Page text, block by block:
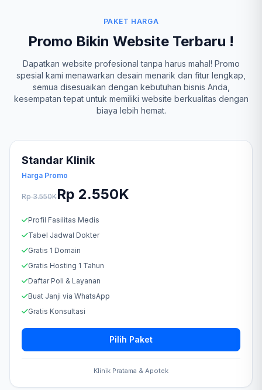
PAKET HARGA
Promo Bikin Website Terbaru !
Dapatkan website profesional tanpa harus mahal! Promo
spesial kami menawarkan desain menarik dan fitur lengkap,
semua disesuaikan dengan kebutuhan bisnis Anda,
kesempatan tepat untuk memiliki website berkualitas dengan
biaya lebih hemat.
Standar Klinik
Harga Promo
Rp 3.550KRp 2.550K
Profil Fasilitas Medis
Tabel Jadwal Dokter
Gratis 1 Domain
Gratis Hosting 1 Tahun
Daftar Poli & Layanan
Buat Janji via WhatsApp
Gratis Konsultasi
Pilih Paket
Klinik Pratama & Apotek